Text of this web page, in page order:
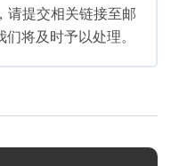
请提交相关链接至邮
将及时予以处理。